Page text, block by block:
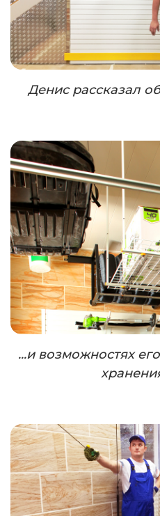
Денис рассказал
...и возможностях